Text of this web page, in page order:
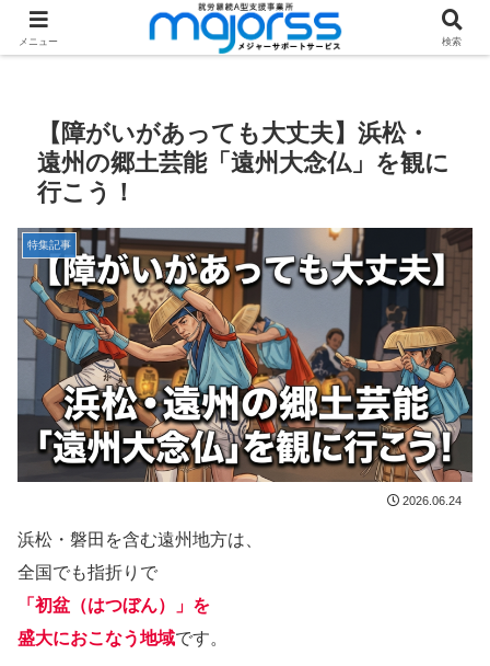
【障がいがあっても大丈夫】浜松・
遠州の郷土芸能「遠州大念仏」を観に
行こう！
特集記事
2026.06.24
浜松・磐田を含む遠州地方は、
全国でも指折りで
「初盆（はつぼん）」を
盛大におこなう地域です。
メニュー 検索